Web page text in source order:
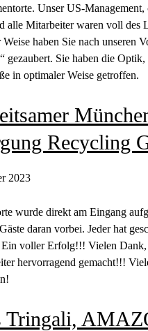
Unser US-Management,
alle Mitarbeiter waren voll des
haben Sie nach unseren
gezaubert. Sie haben die Optik,
in optimaler Weise getroffen.
Recycling
2023
wurde direkt am Eingang
daran vorbei. Jeder hat
voller Erfolg!!! Vielen Dank,
hervorragend gemacht!!!
Tringali,